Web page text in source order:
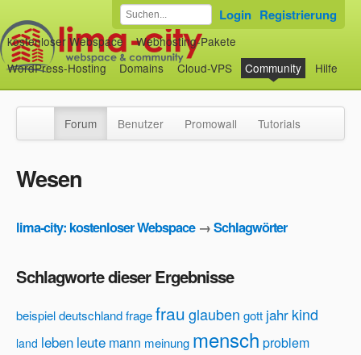
kostenloser Webspace
Webhosting-Pakete
WordPress-Hosting
Domains Cloud-VPS Community Hilfe
Login Registrierung
Forum Benutzer Promowall Tutorials
Wesen
lima-city: kostenloser Webspace→Schlagwörter
Schlagworte dieser Ergebnisse
beispieldeutschlandfragefrauglauben gott jahr kind
land leben leute mann meinung mensch problem